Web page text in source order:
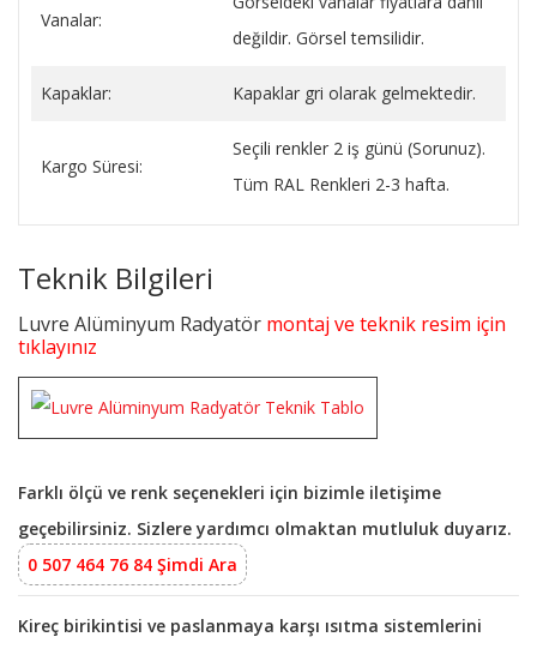
Vanalar:
değildir. Görsel temsilidir.
Kapaklar: Kapaklar gri olarak gelmektedir.
Kargo Süresi:
Seçili renkler 2 iş günü (Sorunuz).
Tüm RAL Renkleri 2-3 hafta.
Teknik Bilgileri
Luvre Alüminyum Radyatör montaj ve teknik resim için
tıklayınız
Farklı ölçü ve renk seçenekleri için bizimle iletişime
geçebilirsiniz. Sizlere yardımcı olmaktan mutluluk duyarız.
0 507 464 76 84 Şimdi Ara
Kireç birikintisi ve paslanmaya karşı ısıtma sistemlerini